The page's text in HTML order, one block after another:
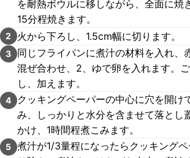
を耐熱ボウルに移しながら、全面に焼
15分程焼きます。
2 火から下ろし、1.5cm幅に切ります。
3
同じフライパンに煮汁の材料を入れ、
混ぜ合わせ、2、ゆで卵を入れます。
し、加えます。
4
クッキングペーパーの中心に穴を開け
み、しっかりと水分を含ませて落とし
かけ、1時間程煮こみます。
5 煮汁が1/3量程になったらクッキング